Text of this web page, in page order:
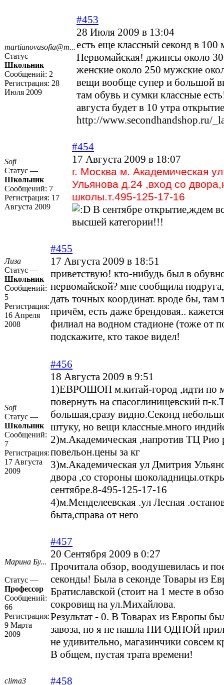
martianovasofia@m...
Статус —
Школьник
Сообщений: 2
Регистрация: 28
Июля 2009
#453
28 Июля 2009 в 13:04
есть еще классный секонд в 100
Первомайская! джинсы около
женские около 250 мужские
вещи вообще супер и большой
там обувь и сумки классные
августа будет в 10 утра
http://www.secondhandshop.ru/
Sofi
Статус —
Школьник
Сообщений: 7
Регистрация: 17
Августа 2009
#454
17 Августа 2009 в 18:07
г. Москва м. Академическая
Ульянова д.24 ,вход со
школы.т.495-125-17-16
В сентябре открытие,ждем
высшей категории!!!
Лиза
Статус —
Школьник
Сообщений:
5
Регистрация:
16 Апреля
2008
#455
17 Августа 2009 в 18:51
приветствую! кто-нибудь был в
первомайской? мне сообщила
дать точных координат. вроде бы, там
причём, есть даже брендовая..
филиал на водном стадионе (тоже от
подскажите, кто такое видел!
Sofi
Статус —
Школьник
Сообщений:
7
Регистрация:
17 Августа
2009
#456
18 Августа 2009 в 9:51
1)ЕВРОШОП м.китай-город ,идти по
повернуть на спасоглинищевский п-
большая,сразу видно.Секонд
штуку, но вещи классные.много
2)м.Академическая ,напротив ТЦ Рио
повельон.цены за кг
3)м.Академическая ул Дмитрия
двора ,со стороны
сентябре.8-495-125-17-16
4)м.Менделеевская .ул Лесная
быта,справа от него
Марина Бу...
Статус —
Профессор
Сообщений:
66
Регистрация:
9 Марта
2009
#457
20 Сентября 2009 в 0:27
Прочитала обзор, воодушевилась и
секонды! Была в секонде Товары из
Братиславской (стоит на 1 месте в
сокровищ на ул.Михайлова.
Результат - 0. В Товарах из Европы
завоза, но я не нашла НИ ОДНОЙ
не удивительно, магазинчики совсем
В общем, пустая трата времени!
clima3 #458